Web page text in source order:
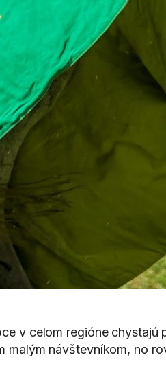
v celom regióne chystajú
návštevníkom, no